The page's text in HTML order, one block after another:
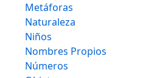
Metáforas
Naturaleza
Niños
Nombres Propios
Números